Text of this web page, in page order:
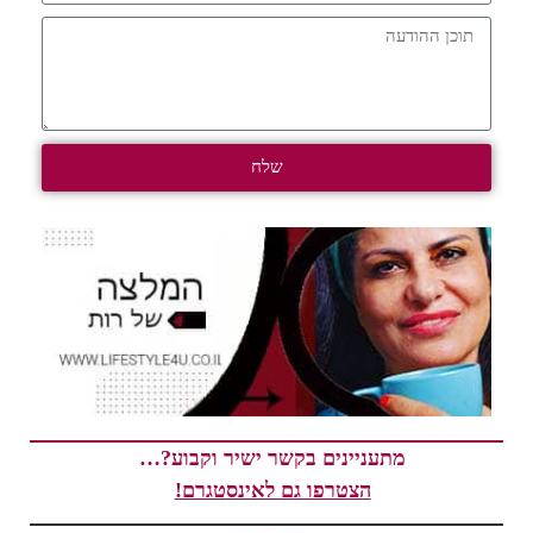
שלח
מתעניינים בקשר ישיר וקבוע?…
הצטרפו גם לאינסטגרם!